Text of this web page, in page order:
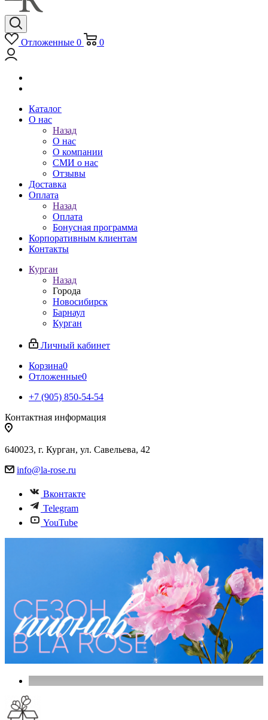
Отложенные 0 0
Каталог
О нас
Назад
О нас
О компании
СМИ о нас
Отзывы
Доставка
Оплата
Назад
Оплата
Бонусная программа
Корпоративным клиентам
Контакты
Курган
Назад
Города
Новосибирск
Барнаул
Курган
Личный кабинет
Корзина0
Отложенные0
+7 (905) 850-54-54
Контактная информация
640023, г. Курган, ул. Савельева, 42
info@la-rose.ru
Вконтакте
Telegram
YouTube